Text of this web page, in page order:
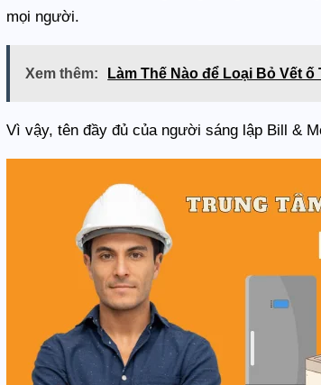
mọi người.
Xem thêm: Làm Thế Nào để Loại Bỏ Vết
Vì vậy, tên đầy đủ của người sáng lập Bill &